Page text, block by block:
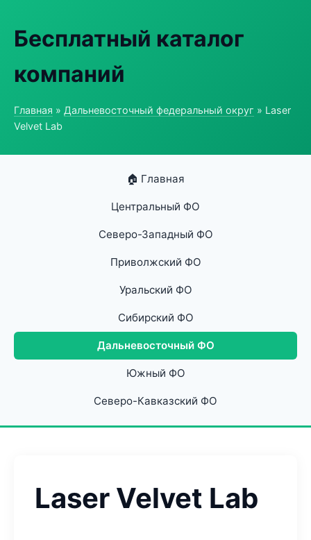
Бесплатный каталог
компаний
Главная » Дальневосточный федеральный округ » Laser
Velvet Lab
🏠 Главная
Центральный ФО
Северо-Западный ФО
Приволжский ФО
Уральский ФО
Сибирский ФО
Дальневосточный ФО
Южный ФО
Северо-Кавказский ФО
Laser Velvet Lab